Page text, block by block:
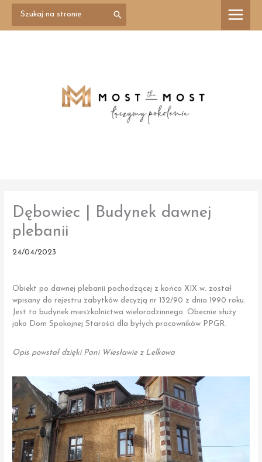
Przejdź
treści
for:
Dębowiec | Budynek dawnej
plebanii
24/04/2023
Obiekt po dawnej plebanii pochodzącej z końca XIX w. został
wpisany do rejestru zabytków decyzją nr 132/90 z dnia 1990 roku.
Jest to budynek mieszkalnictwa wielorodzinnego. Obecnie służy
jako Dom Spokojnej Starości dla byłych pracowników PPGR.
Opis powstał dzięki Pani Wiesławie z Lelkowa